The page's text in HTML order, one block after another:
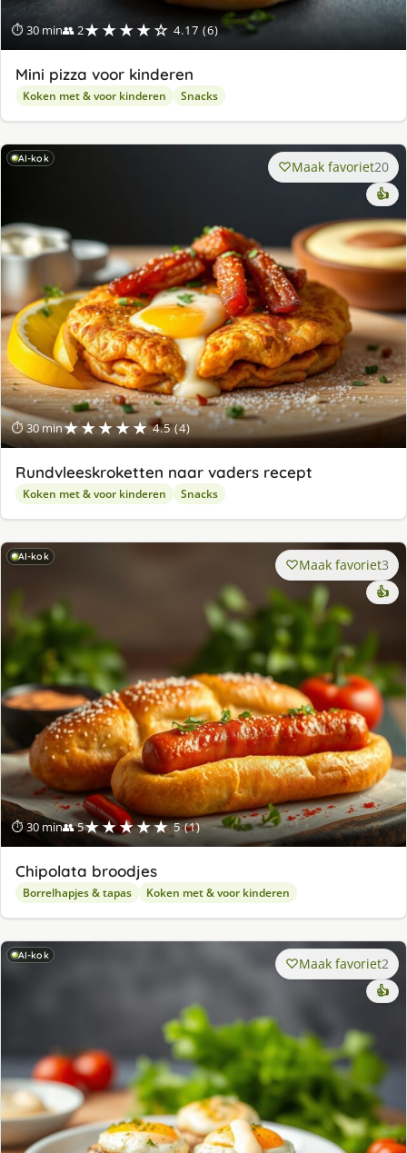
⏱ 30 min👥 2★★★★☆ 4.17 (6)
Mini pizza voor kinderen
Koken met & voor kinderen Snacks
AI-kok
⏱ 30 min★★★★★ 4.5 (4)
Maak favoriet20
👍
Rundvleeskroketten naar vaders recept
Koken met & voor kinderen Snacks
AI-kok
⏱ 30 min👥 5★★★★★ 5 (1)
Maak favoriet3
👍
Chipolata broodjes
Borrelhapjes & tapas Koken met & voor kinderen
AI-kok Maak favoriet2
👍